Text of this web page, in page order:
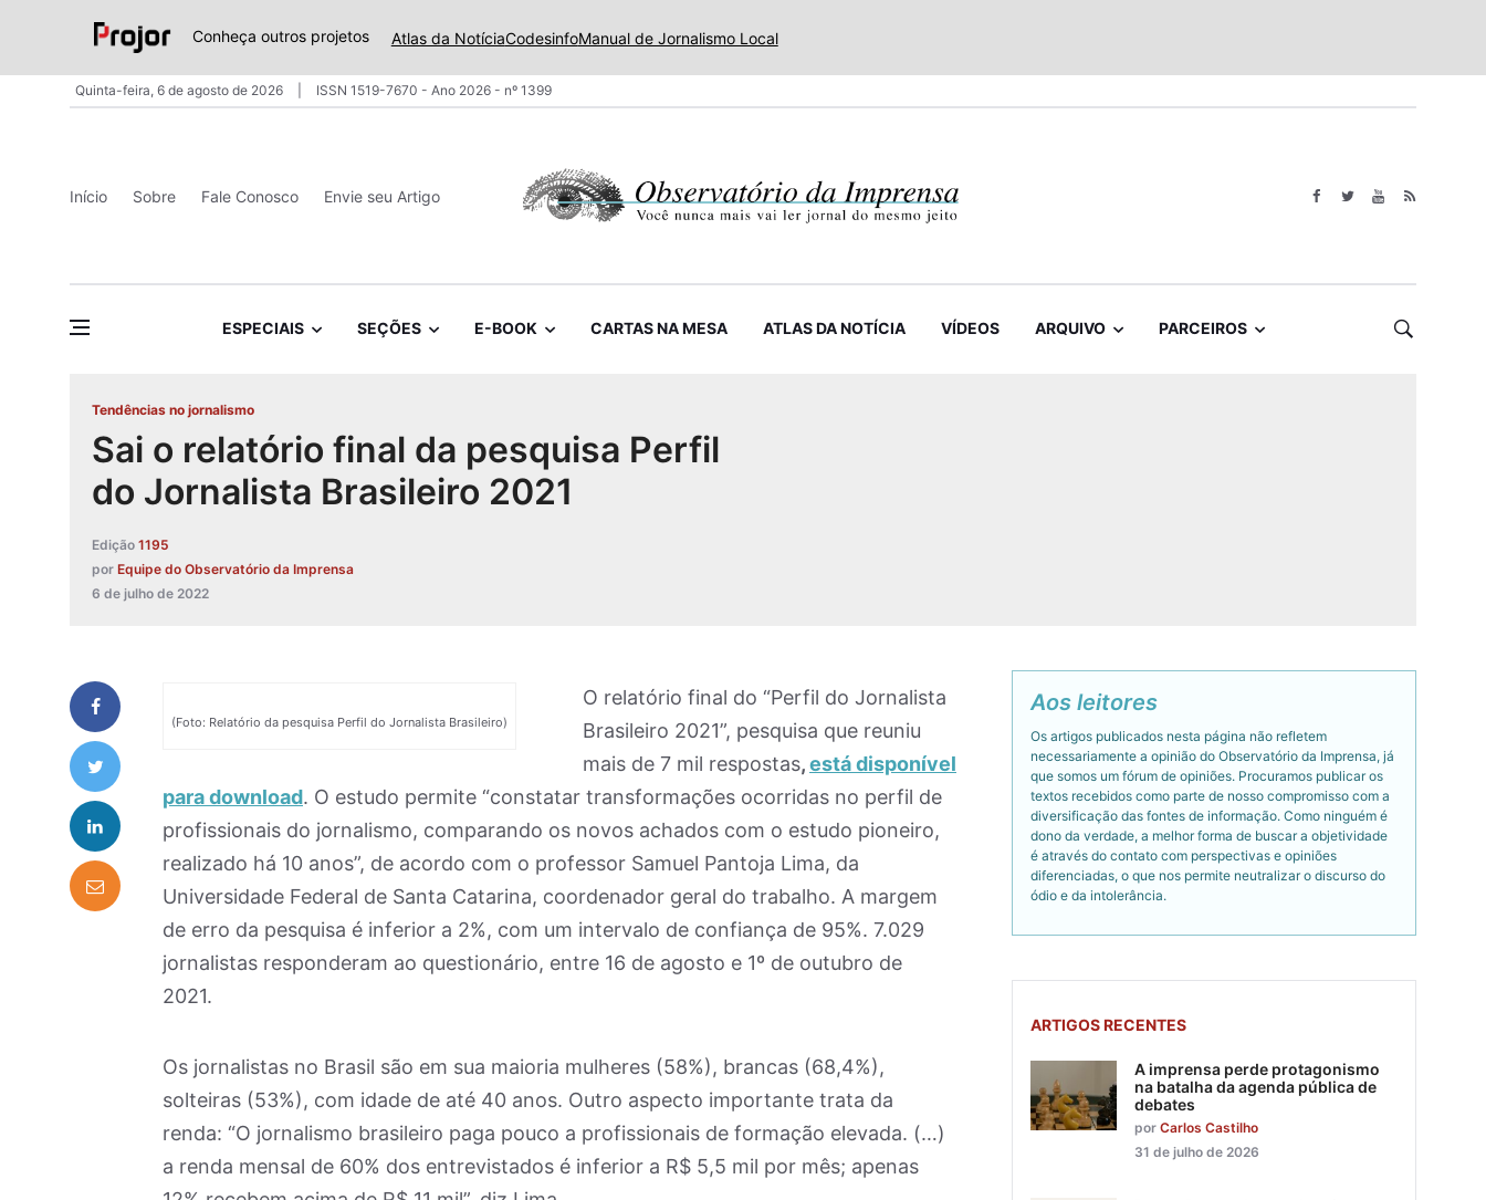
Conheça outros projetos Atlas da NotíciaCodesinfoManual de Jornalismo Local
Quinta-feira, 6 de agosto de 2026 ISSN 1519-7670 - Ano 2026 - nº 1399
Início Sobre Fale Conosco Envie seu Artigo
ESPECIAIS SEÇÕES E-BOOK CARTAS NA MESA ATLAS DA NOTÍCIA VÍDEOS ARQUIVO PARCEIROS
Tendências no jornalismo
Sai o relatório final da pesquisa Perfil
do Jornalista Brasileiro 2021
Edição 1195
por Equipe do Observatório da Imprensa
6 de julho de 2022
(Foto: Relatório da pesquisa Perfil do Jornalista Brasileiro)
O relatório final do “Perfil do Jornalista
Brasileiro 2021”, pesquisa que reuniu
mais de 7 mil respostas,está disponível
para download. O estudo permite “constatar transformações ocorridas no perfil de
profissionais do jornalismo, comparando os novos achados com o estudo pioneiro,
realizado há 10 anos”, de acordo com o professor Samuel Pantoja Lima, da
Universidade Federal de Santa Catarina, coordenador geral do trabalho. A margem
de erro da pesquisa é inferior a 2%, com um intervalo de confiança de 95%. 7.029
jornalistas responderam ao questionário, entre 16 de agosto e 1º de outubro de
2021.
Os jornalistas no Brasil são em sua maioria mulheres (58%), brancas (68,4%),
solteiras (53%), com idade de até 40 anos. Outro aspecto importante trata da
renda: “O jornalismo brasileiro paga pouco a profissionais de formação elevada. (…)
a renda mensal de 60% dos entrevistados é inferior a R$ 5,5 mil por mês; apenas
Aos leitores
Os artigos publicados nesta página não refletem
necessariamente a opinião do Observatório da Imprensa, já
que somos um fórum de opiniões. Procuramos publicar os
textos recebidos como parte de nosso compromisso com a
diversificação das fontes de informação. Como ninguém é
dono da verdade, a melhor forma de buscar a objetividade
é através do contato com perspectivas e opiniões
diferenciadas, o que nos permite neutralizar o discurso do
ódio e da intolerância.
ARTIGOS RECENTES
A imprensa perde protagonismo
na batalha da agenda pública de
debates
por Carlos Castilho
31 de julho de 2026